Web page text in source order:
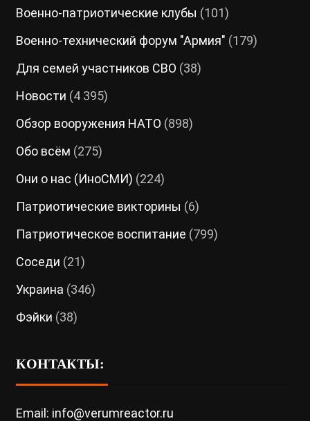
Военно-патриотические клубы (101)
Военно-технический форум "Армия" (179)
Для семей участников СВО (38)
Новости (4 395)
Обзор вооружения НАТО (898)
Обо всём (275)
Они о нас (ИноСМИ) (224)
Патриотические викторины (6)
Патриотическое воспитание (799)
Соседи (21)
Украина (346)
Фэйки (38)
КОНТАКТЫ:
Email: info@verumreactor.ru